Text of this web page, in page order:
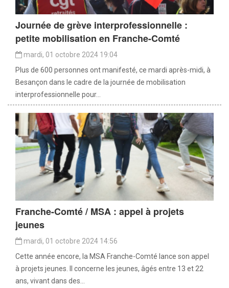
Journée de grève interprofessionnelle :
petite mobilisation en Franche-Comté
mardi, 01 octobre 2024 19:04
Plus de 600 personnes ont manifesté, ce mardi après-midi, à
Besançon dans le cadre de la journée de mobilisation
interprofessionnelle pour...
Franche-Comté / MSA : appel à projets
jeunes
mardi, 01 octobre 2024 14:56
Cette année encore, la MSA Franche-Comté lance son appel
à projets jeunes. Il concerne les jeunes, âgés entre 13 et 22
ans, vivant dans des...